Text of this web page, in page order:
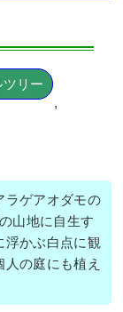
リー
,
ラゲアオダモの
山地に自生す
浮かぶ白点に観
の庭にも植え